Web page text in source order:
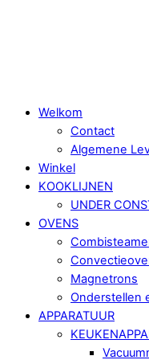
Welkom
Contact
Algemene
Winkel
KOOKLIJNEN
UNDER
OVENS
Magnetrons
Onderstellen
APPARATUUR